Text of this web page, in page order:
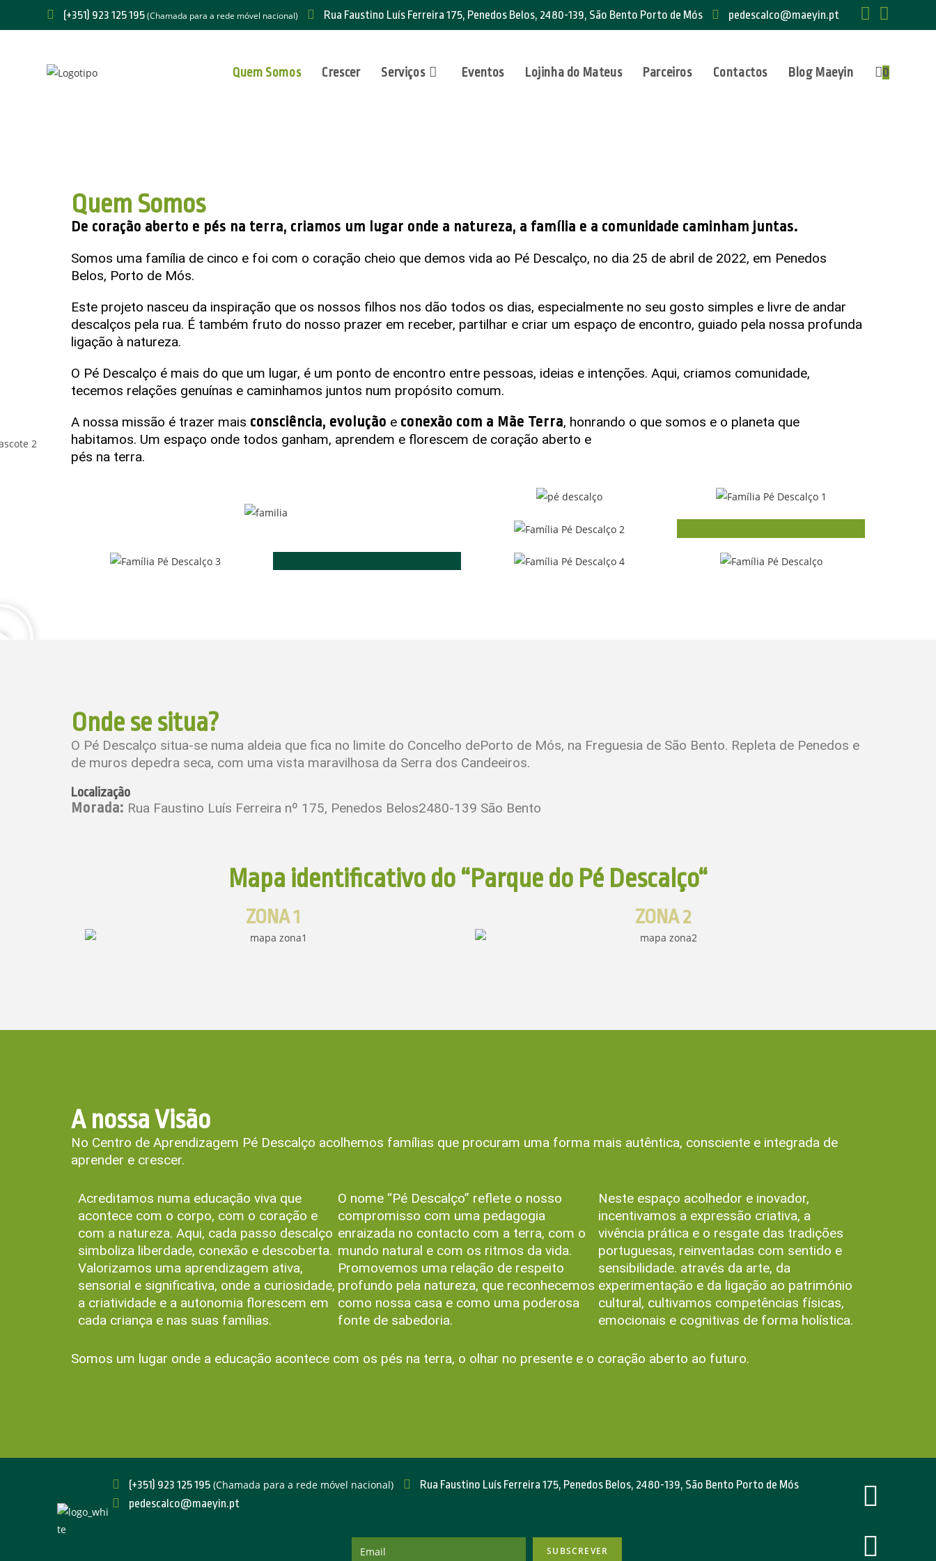
(+351) ‪923 125 195(Chamada para a rede móvel nacional) Rua Faustino Luís Ferreira 175, Penedos Belos, 2480-139, São Bento Porto de Mós pedescalco@maeyin.pt
Quem Somos Crescer Serviços Eventos Lojinha do Mateus Parceiros Contactos Blog Maeyin 0
Quem Somos
De coração aberto e pés na terra, criamos um lugar onde a natureza, a família e a comunidade caminham juntas.
Somos uma família de cinco e foi com o coração cheio que demos vida ao Pé Descalço, no dia 25 de abril de 2022, em Penedos
Belos, Porto de Mós.
Este projeto nasceu da inspiração que os nossos filhos nos dão todos os dias, especialmente no seu gosto simples e livre de andar
descalços pela rua. É também fruto do nosso prazer em receber, partilhar e criar um espaço de encontro, guiado pela nossa profunda
ligação à natureza.
O Pé Descalço é mais do que um lugar, é um ponto de encontro entre pessoas, ideias e intenções. Aqui, criamos comunidade,
tecemos relações genuínas e caminhamos juntos num propósito comum.
A nossa missão é trazer mais consciência, evolução e conexão com a Mãe Terra, honrando o que somos e o planeta que
habitamos. Um espaço onde todos ganham, aprendem e florescem de coração aberto e
pés na terra.
Onde se situa?
O Pé Descalço situa-se numa aldeia que fica no limite do Concelho dePorto de Mós, na Freguesia de São Bento. Repleta de Penedos e
de muros depedra seca, com uma vista maravilhosa da Serra dos Candeeiros.
Localização
Morada: Rua Faustino Luís Ferreira nº 175, Penedos Belos2480-139 São Bento
Mapa identificativo do “Parque do Pé Descalço“
ZONA 1 ZONA 2
A nossa Visão
No Centro de Aprendizagem Pé Descalço acolhemos famílias que procuram uma forma mais autêntica, consciente e integrada de
aprender e crescer.
Acreditamos numa educação viva que
acontece com o corpo, com o coração e
com a natureza. Aqui, cada passo descalço
simboliza liberdade, conexão e descoberta.
Valorizamos uma aprendizagem ativa,
sensorial e significativa, onde a curiosidade,
a criatividade e a autonomia florescem em
cada criança e nas suas famílias.
O nome “Pé Descalço” reflete o nosso
compromisso com uma pedagogia
enraizada no contacto com a terra, com o
mundo natural e com os ritmos da vida.
Promovemos uma relação de respeito
profundo pela natureza, que reconhecemos
como nossa casa e como uma poderosa
fonte de sabedoria.
Neste espaço acolhedor e inovador,
incentivamos a expressão criativa, a
vivência prática e o resgate das tradições
portuguesas, reinventadas com sentido e
sensibilidade. através da arte, da
experimentação e da ligação ao património
cultural, cultivamos competências físicas,
emocionais e cognitivas de forma holística.
Somos um lugar onde a educação acontece com os pés na terra, o olhar no presente e o coração aberto ao futuro.
(+351) ‪923 125 195(Chamada para a rede móvel nacional)
Rua Faustino Luís Ferreira 175, Penedos Belos, 2480-139, São Bento Porto de Mós
pedescalco@maeyin.pt
SUBSCREVER